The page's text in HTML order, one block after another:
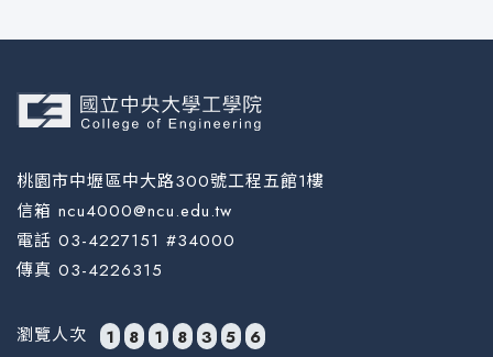
桃園市中壢區中大路300號工程五館1樓
信箱 ncu4000@ncu.edu.tw
電話 03-4227151 #34000
傳真 03-4226315
瀏覽人次 1 8 1 8 3 5 6